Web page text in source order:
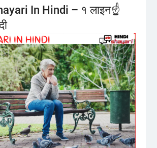
In Hindi – १ लाइन☝️